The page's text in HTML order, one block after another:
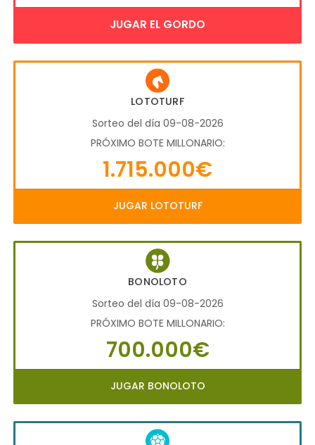
JUGAR EL GORDO
LOTOTURF
Sorteo del día 09-08-2026
PRÓXIMO BOTE MILLONARIO:
1.715.000€
JUGAR LOTOTURF
BONOLOTO
Sorteo del día 09-08-2026
PRÓXIMO BOTE MILLONARIO:
700.000€
JUGAR BONOLOTO